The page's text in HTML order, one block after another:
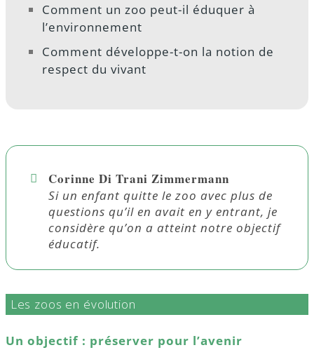
Comment un zoo peut-il éduquer à
l’environnement
Comment développe-t-on la notion de
respect du vivant
Corinne Di Trani Zimmermann
Si un enfant quitte le zoo avec plus de
questions qu’il en avait en y entrant, je
considère qu’on a atteint notre objectif
éducatif.
Les zoos en évolution
Un objectif : préserver pour l’avenir